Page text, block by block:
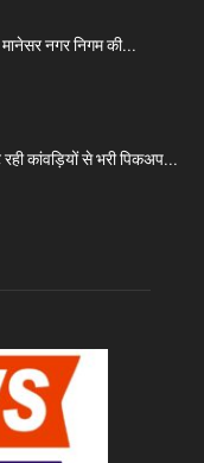
नगर निगम की...
रही कांवड़ियों से भरी पिकअप...